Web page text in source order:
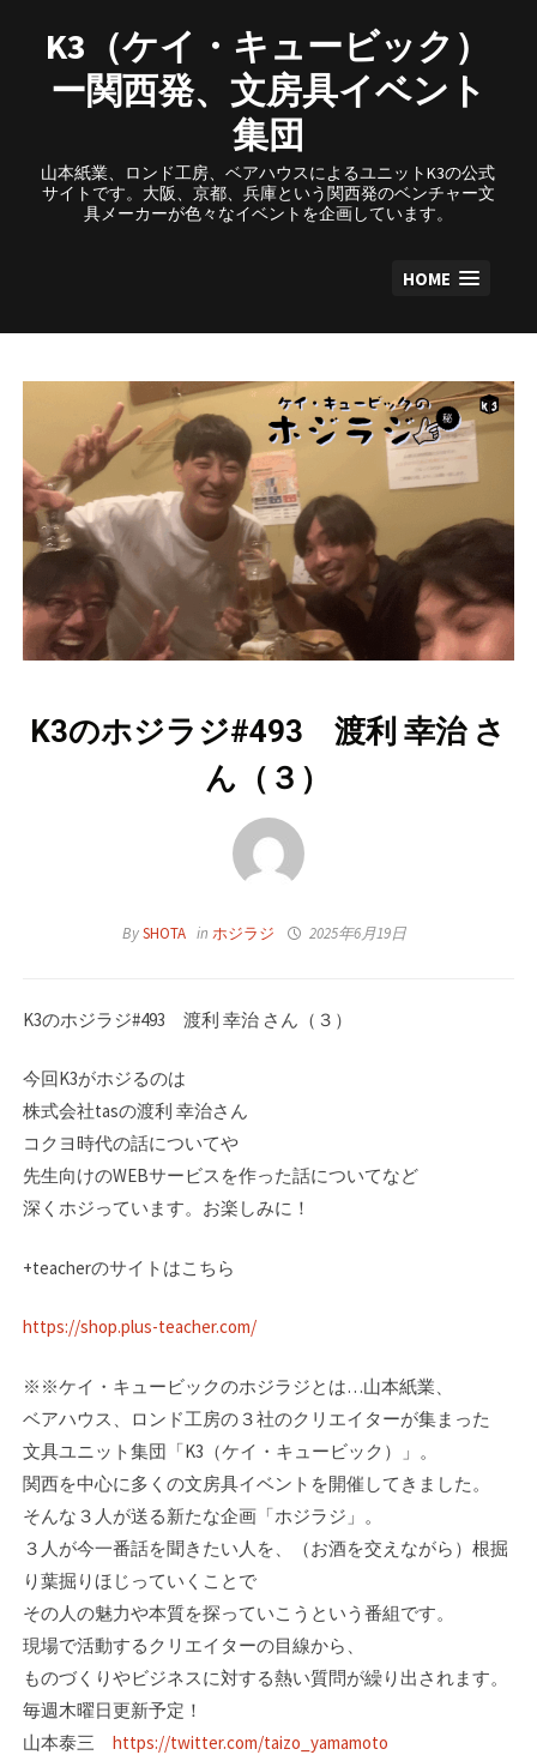
content
K3（ケイ・キュービック）
ー関西発、文房具イベント
集団
山本紙業、ロンド工房、ベアハウスによるユニットK3の公式
サイトです。大阪、京都、兵庫という関西発のベンチャー文
具メーカーが色々なイベントを企画しています。
HOME
K3のホジラジ#493 渡利 幸治 さ
ん（３）
BySHOTA inホジラジ 2025年6月19日
K3のホジラジ#493 渡利 幸治 さん（３）
今回K3がホジるのは
株式会社tasの渡利 幸治さん
コクヨ時代の話についてや
先生向けのWEBサービスを作った話についてなど
深くホジっています。お楽しみに！
+teacherのサイトはこちら
https://shop.plus-teacher.com/
※※ケイ・キュービックのホジラジとは…山本紙業、
ベアハウス、ロンド工房の３社のク­リエイターが集まった
文具ユニット集団「K3（ケイ・キュービック）」。
関西を中心に­多くの文房具イベントを開催してきました。
そんな３人が送る新たな企画「ホジラジ」。­
３人が今一番話を聞きたい人を、（お酒を交えながら）根掘
り葉掘りほじっていくことで
その人の魅力や本質を探っていこうという番組です。
現場で活動するクリエイターの目線­から、
ものづくりやビジネスに対する熱い質問が繰り出されます。
毎週木曜日更新予定！
山本泰三 https://twitter.com/taizo_yamamoto